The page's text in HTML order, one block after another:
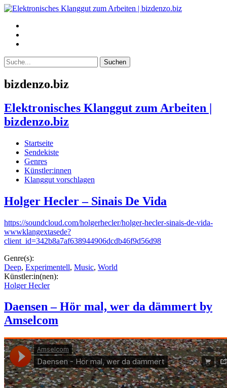
bizdenzo.biz
Elektronisches Klanggut zum Arbeiten |
bizdenzo.biz
Startseite
Sendekiste
Genres
Künstler:innen
Klanggut vorschlagen
Holger Hecler – Sinais De Vida
https://soundcloud.com/holgerhecler/holger-hecler-sinais-de-vida-
wwwklangextasede?
client_id=342b8a7af638944906dcdb46f9d56d98
Genre(s):
Deep, Experimentell, Music, World
Künstler:in(nen):
Holger Hecler
Daensen – Hör mal, wer da dämmert by
Amselcom